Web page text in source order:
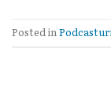
Posted in